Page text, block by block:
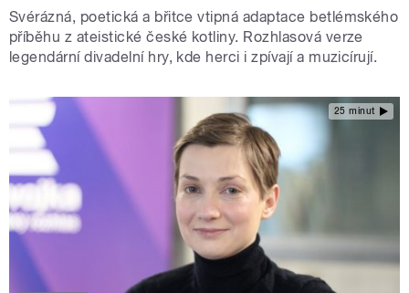
Svérázná, poetická a břitce vtipná adaptace betlémského
příběhu z ateistické české kotliny. Rozhlasová verze
legendární divadelní hry, kde herci i zpívají a muzicírují.
25 minut